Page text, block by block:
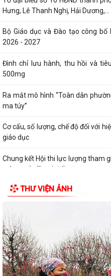
✤Thông tin chung
☢ Người phát ngôn
⁂ Tác phẩm văn học - nghệ thuật
đường đua xanh
Mãn nhãn với Liên hoan văn nghệ
Quyết định về việc phê duyệt kết
tại khu dân cư Liễu Tràng,...
Quyết định về việc cho phép
bà Đỗ Thị Nhan, thường trú tại...
Thông báo Niêm yết công khai